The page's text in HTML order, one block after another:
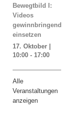
Bewegtbild I:
Videos
gewinnbringend
einsetzen
17. Oktober |
10:00- 17:00
Alle
Veranstaltungen
anzeigen